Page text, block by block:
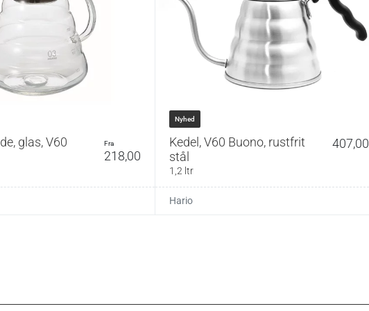
Mål Kapacitet
01-T
02-T
Ø 13,7 × H 12,2 cm
bag Hario V60?
glas, V60 fra
218,00
Nyhed
Kedel, V60 Buono, rustfrit
stål
1,2 ltr
407,00
Hario